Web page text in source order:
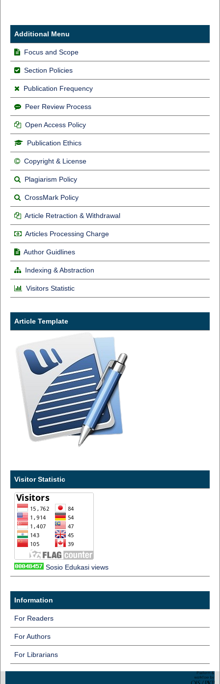
Additional Menu
Focus and Scope
Section Policies
Publication Frequency
Peer Review Process
Open Access Policy
Publication Ethics
Copyright & License
Plagiarism Policy
CrossMark Policy
Article Retraction & Withdrawal
Articles Processing Charge
Author Guidlines
Indexing & Abstraction
Visitors Statistic
Article Template
Visitor Statistic
Sosio Edukasi views
Information
For Readers
For Authors
For Librarians